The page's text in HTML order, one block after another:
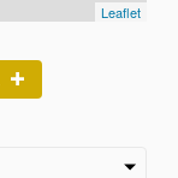
Leaflet